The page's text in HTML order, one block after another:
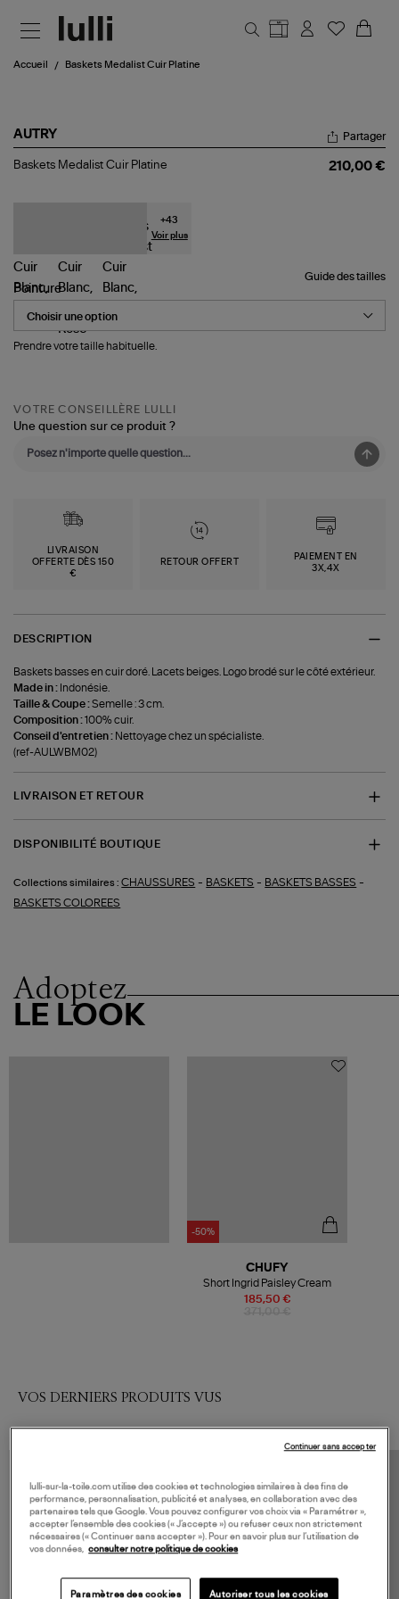
Accueil Baskets Medalist Cuir Platine
AUTRY
Baskets
Partager
Baskets Medalist Cuir Platine 210,00 €
+43
Voir plus
Guide des tailles
Pointure
Prendre votre taille habituelle.
VOTRE CONSEILLÈRE LULLI
Une question sur ce produit ?
LIVRAISON
OFFERTE DÈS 150
€
RETOUR OFFERT
PAIEMENT EN
3X,4X
DESCRIPTION
Baskets basses en cuir doré. Lacets beiges. Logo brodé sur le côté extérieur.
Made in : Indonésie.
Taille & Coupe :Semelle : 3 cm.
Composition :100% cuir.
Conseil d'entretien : Nettoyage chez un spécialiste.
(ref-AULWBM02)
LIVRAISON ET RETOUR
DISPONIBILITÉ BOUTIQUE
Collections similaires : CHAUSSURES - BASKETS - BASKETS BASSES -
BASKETS COLOREES
Adoptez
LE LOOK
-50%
185,50 €
CHUFY
Short Ingrid Paisley Cream
VOS DERNIERS PRODUITS VUS
lulli-sur-la-toile.com utilise des cookies et technologies similaires à des fins de
performance, personnalisation, publicité et analyses, en collaboration avec des
partenaires tels que Google. Vous pouvez configurer vos choix via « Paramétrer »,
accepter l’ensemble des cookies (« J’accepte ») ou refuser ceux non strictement
nécessaires (« Continuer sans accepter »). Pour en savoir plus sur l’utilisation de
vos données, consulter notre politique de cookies
Paramètres des cookies Autoriser tous les cookies
Continuer sans accepter